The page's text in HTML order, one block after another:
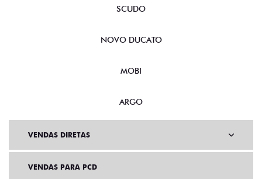
SCUDO
NOVO DUCATO
MOBI
ARGO
VENDAS DIRETAS
VENDAS PARA PCD